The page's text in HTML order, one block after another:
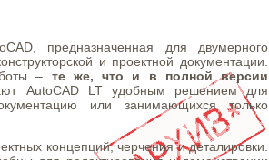
предназначенная для двумерного
и проектной документации.
– те же, что и в полной версии
AutoCAD LT удобным решением для
или занимающихся только
концепций, черчения и деталировки.